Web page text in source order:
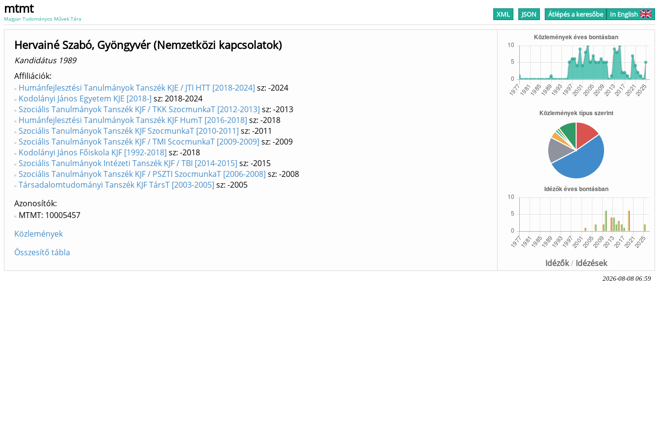
mtmt
Magyar Tudományos Művek Tára XML JSON Átlépés a keresőbe In English
Idézők/ Idézések
Hervainé Szabó, Gyöngyvér (Nemzetközi kapcsolatok)
Kandidátus 1989
Affiliációk
Humánfejlesztési Tanulmányok Tanszék KJE / JTI HTT [2018-2024] sz: -2024
Kodolányi János Egyetem KJE [2018-] sz: 2018-2024
Szociális Tanulmányok Tanszék KJF / TKK SzocmunkaT [2012-2013] sz: -2013
Humánfejlesztési Tanulmányok Tanszék KJF HumT [2016-2018] sz: -2018
Szociális Tanulmányok Tanszék KJF SzocmunkaT [2010-2011] sz: -2011
Szociális Tanulmányok Tanszék KJF / TMI ScocmunkaT [2009-2009] sz: -2009
Kodolányi János Főiskola KJF [1992-2018] sz: -2018
Szociális Tanulmányok Intézeti Tanszék KJF / TBI [2014-2015] sz: -2015
Szociális Tanulmányok Tanszék KJF / PSZTI SzocmunkaT [2006-2008] sz: -2008
Társadalomtudományi Tanszék KJF TársT [2003-2005] sz: -2005
Azonosítók
MTMT: 10005457
Közlemények
Összesítő tábla
2026-08-08 06:59